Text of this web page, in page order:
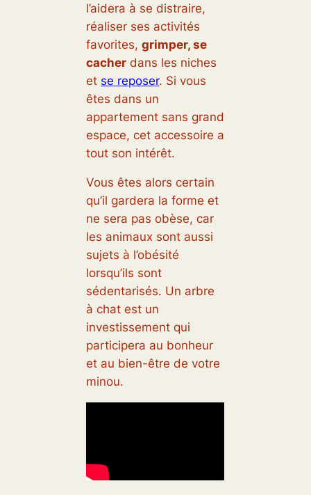
l’aidera à se distraire,
réaliser ses activités
favorites,grimper, se
cacher dans les niches
et se reposer. Si vous
êtes dans un
appartement sans grand
espace, cet accessoire a
tout son intérêt.
Vous êtes alors certain
qu’il gardera la forme et
ne sera pas obèse, car
les animaux sont aussi
sujets à l’obésité
lorsqu’ils sont
sédentarisés. Un arbre
à chat est un
investissement qui
participera au bonheur
et au bien-être de votre
minou.